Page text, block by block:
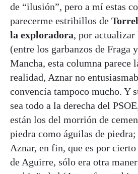
de “ilusión”, pero a mí estas
parecerme estribillos de
la exploradora, por actualizar
(entre los garbanzos de Fraga
Mancha, esta columna parece
realidad, Aznar no
convencía tampoco mucho. Y
sea todo a la derecha del
están los del morrión de
piedra como águilas de
Aznar, en fin, que es por
de Aguirre, sólo era otra